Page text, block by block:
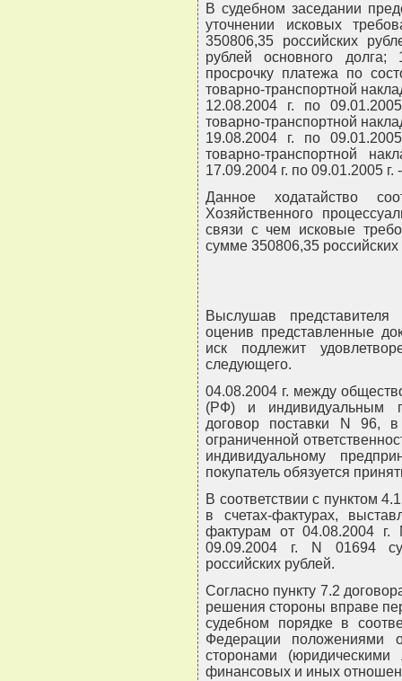
В судебном заседании
уточнении исковых
350806,35 российских
рублей основного долга;
просрочку платежа по
товарно-транспортной
12.08.2004 г. по
товарно-транспортной
19.08.2004 г. по
товарно-транспортной
17.09.2004 г. по 09.01.2005
Данное ходатайство
Хозяйственного
связи с чем исковые
сумме 350806,35 российских
Выслушав
оценив представленные
иск подлежит
следующего.
04.08.2004 г. между
(РФ) и индивидуальным
договор поставки N 96,
ограниченной
индивидуальному
покупатель обязуется
В соответствии с пунктом
в счетах-фактурах,
фактурам от 04.08.2004
09.09.2004 г. N 01694
российских рублей.
Согласно пункту 7.2
решения стороны вправе
судебном порядке в
Федерации положениями
сторонами
финансовых и иных